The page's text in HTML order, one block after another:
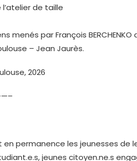
de taille
menés par François BERCHENKO
– Jean Jaurès.
2026
en permanence les jeunesses
jeunes citoyen.ne.s